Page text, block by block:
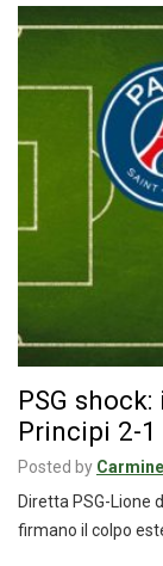
PSG
Principi 2-1
Posted by
Diretta PSG-Lione
firmano il colpo